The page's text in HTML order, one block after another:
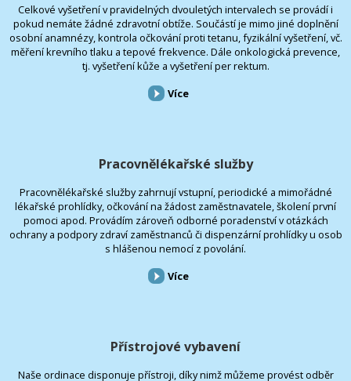
Celkové vyšetření v pravidelných dvouletých intervalech se provádí i
pokud nemáte žádné zdravotní obtíže. Součástí je mimo jiné doplnění
osobní anamnézy, kontrola očkování proti tetanu, fyzikální vyšetření, vč.
měření krevního tlaku a tepové frekvence. Dále onkologická prevence,
tj. vyšetření kůže a vyšetření per rektum.
Více
Pracovnělékařské služby
Pracovnělékařské služby zahrnují vstupní, periodické a mimořádné
lékařské prohlídky, očkování na žádost zaměstnavatele, školení první
pomoci apod. Provádím zároveň odborné poradenství v otázkách
ochrany a podpory zdraví zaměstnanců či dispenzární prohlídky u osob
s hlášenou nemocí z povolání.
Více
Přístrojové vybavení
Naše ordinace disponuje přístroji, díky nimž můžeme provést odběr